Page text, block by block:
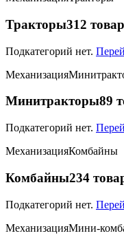
Тракторы312
Подкатегорий нет.
Механизация
Минитракторы89
Подкатегорий нет.
МеханизацияКомбайны
Комбайны234
Подкатегорий нет.
МеханизацияМини-